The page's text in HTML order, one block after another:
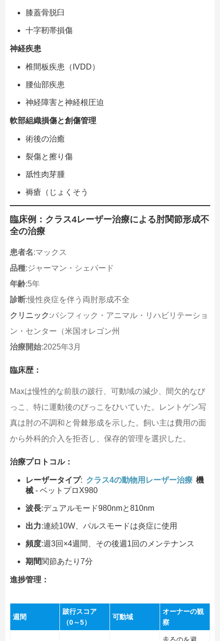
膝蓋骨脱臼
十字靭帯損傷
神経疾患
椎間板疾患（IVDD）
腰仙部疾患
神経障害と神経根圧迫
軟部組織損傷と創傷管理
術後の治癒
裂傷と擦り傷
舐性肉芽腫
褥瘡（じょくそう
臨床例：クラス4レーザー治療による肘関節形成不
全の治療
患者名:マックス
品種:ジャーマン・シェパード
年齢:5年
診断:慢性炎症を伴う両肘形成不全
クリニック:パシフィック・アニマル・リハビリテーショ
ン・センター（米国オレゴン州
治療開始:2025年3月
臨床歴：
Maxは慢性的な前肢の跛行、可動域の減少、間欠的なび
っこ、特に運動後のびっこをひいていた。レントゲン写
真は肘の不調和と骨棘形成を示した。飼い主は費用の面
から外科的介入を拒否し、保存的管理を選択した。
治療プロトコル：
レーザータイプ: クラス4の動物用レーザー治療 機
械- ベットプロX980
波長:デュアルモード980nmと810nm
出力:連続10W、パルスモードは炎症に使用
頻度:週3回×4週間、その後週1回のメンテナンス
期間関節あたり7分
進捗管理：
週間
跛行スコア
（0～5）
可動域
オーナーの観
察